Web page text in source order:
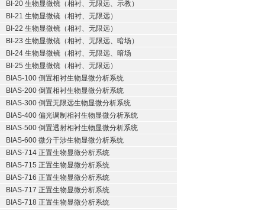
BI-20 生物显微镜（相衬、无限远、示教）
BI-21 生物显微镜（相衬、无限远）
BI-22 生物显微镜（相衬、无限远）
BI-23 生物显微镜（相衬、无限远、暗场）
BI-24 生物显微镜（相衬、无限远、暗场
BI-25 生物显微镜（相衬、无限远）
BIAS-100 倒置相衬生物显微分析系统
BIAS-200 倒置相衬生物显微分析系统
BIAS-300 倒置无限远生物显微分析系统
BIAS-400 偏光调制相衬生物显微分析系统
BIAS-500 倒置透射相衬生物显微分析系统
BIAS-600 微分干涉生物显微分析系统
BIAS-714 正置生物显微分析系统
BIAS-715 正置生物显微分析系统
BIAS-716 正置生物显微分析系统
BIAS-717 正置生物显微分析系统
BIAS-718 正置生物显微分析系统